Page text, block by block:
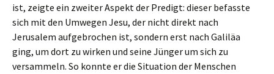
ist, zeigte ein zweiter Aspekt der Predigt: dieser befasste
sich mit den Umwegen Jesu, der nicht direkt nach
Jerusalem aufgebrochen ist, sondern erst nach Galiläa
ging, um dort zu wirken und seine Jünger um sich zu
versammeln. So konnte er die Situation der Menschen